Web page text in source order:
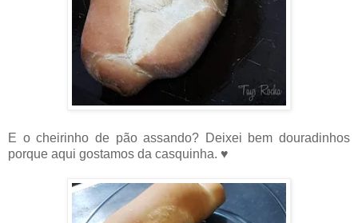
E o cheirinho de pão assando? Deixei bem douradinhos
porque aqui gostamos da casquinha. ♥